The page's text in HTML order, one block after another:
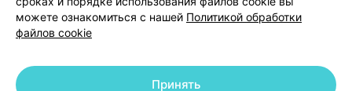
Написать в поддержку
Персональные настройки Cookie
можете ознакомиться с нашей Политикой обработки
файлов cookie
Принять